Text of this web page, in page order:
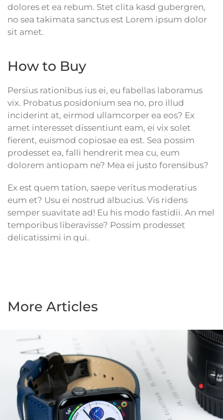
dolores et ea rebum. Stet clita kasd gubergren,
no sea takimata sanctus est Lorem ipsum dolor
sit amet.
How to Buy
Persius rationibus ius ei, eu fabellas laboramus
vix. Probatus posidonium sea no, pro illud
inciderint at, eirmod ullamcorper ea eos? Ex
amet interesset dissentiunt eam, ei vix solet
fierent, euismod copiosae ea est. Sea possim
prodesset ea, falli hendrerit mea cu, eum
dolorem antiopam ne? Mea ei justo forensibus?
Ex est quem tation, saepe veritus moderatius
eum et? Usu ei nostrud albucius. Vis ridens
semper suavitate ad! Eu his modo fastidii. An mel
temporibus liberavisse? Possim prodesset
delicatissimi in qui.
More Articles